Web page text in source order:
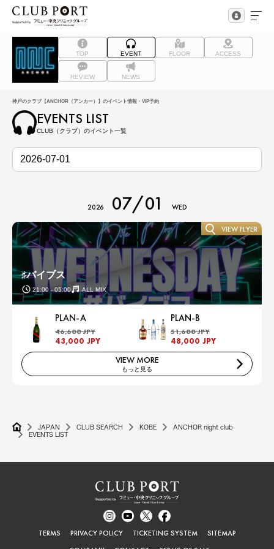
TOP EVENT FLOOR ACCESS
REVIEW NEWS
神戸のクラブ【ANCHOR（アンカー）】のイベント情報・VIP予約
EVENTS LIST
CLUB（クラブ）のイベント一覧
2026 07/01 WED
♯バイブス
21:00 - 05:00 ALL MIX
VIEW FLYER
PLAN-A
46,600 JPY
43,000 JPY
PLAN-B
51,600 JPY
48,000 JPY
VIEW MORE
もっと見る
JAPAN CLUB SEARCH KOBE
ANCHOR night club
EVENTS LIST
TERMS PRIVACY POLICY TICKETING SYSTEM
SITEMAP